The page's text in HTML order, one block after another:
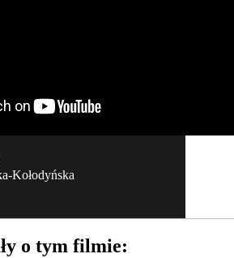
Kołodyńska
o tym filmie: